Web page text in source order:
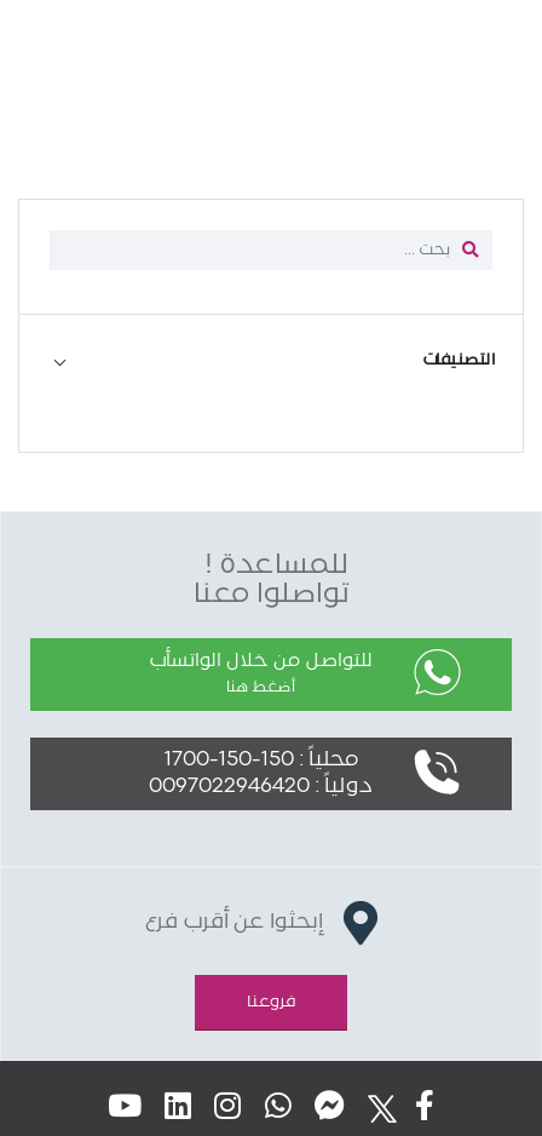
التصنيفات
للمساعدة !
تواصلوا معنا
للتواصل من خلال الواتسأب
أضغط هنا
محلياً : 150-150-1700
دولياً : 0097022946420
إبحثوا عن أقرب فرع
فروعنا